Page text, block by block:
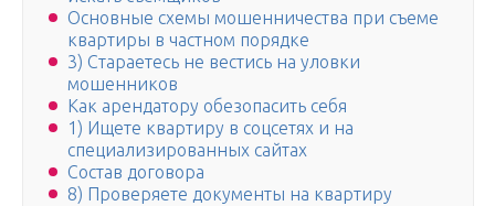
Основные схемы мошенничества при съеме
квартиры в частном порядке
3) Стараетесь не вестись на уловки
мошенников
Как арендатору обезопасить себя
1) Ищете квартиру в соцсетях и на
специализированных сайтах
Состав договора
8) Проверяете документы на квартиру